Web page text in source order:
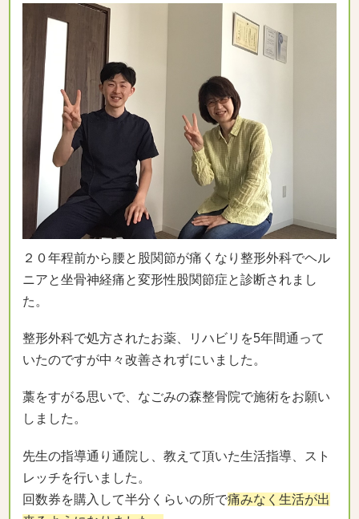
２０年程前から腰と股関節が痛くなり整形外科でヘル
ニアと坐骨神経痛と変形性股関節症と診断されまし
た。
整形外科で処方されたお薬、リハビリを5年間通って
いたのですが中々改善されずにいました。
藁をすがる思いで、なごみの森整骨院で施術をお願い
しました。
先生の指導通り通院し、教えて頂いた生活指導、スト
レッチを行いました。
回数券を購入して半分くらいの所で痛みなく生活が出